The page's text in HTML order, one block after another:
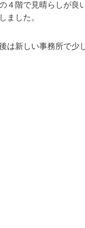
４階で見晴らしが良
ました。
は新しい事務所で少